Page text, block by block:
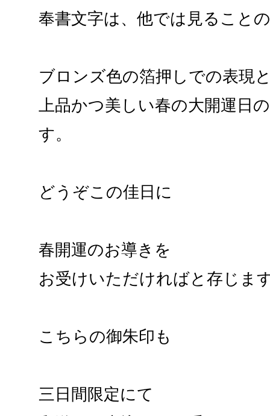
奉書文字は、他では見ること
ブロンズ色の箔押しでの表現
上品かつ美しい春の大開運日
す。
どうぞこの佳日に
春開運のお導きを
お受けいただければと存じま
こちらの御朱印も
三日間限定にて